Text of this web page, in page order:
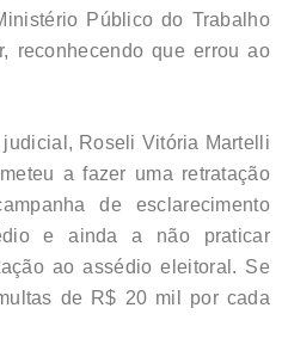
Público do Trabalho
reconhecendo que errou ao
Roseli Vitória Martelli
a fazer uma retratação
de esclarecimento
e ainda a não praticar
ao assédio eleitoral. Se
de R$ 20 mil por cada